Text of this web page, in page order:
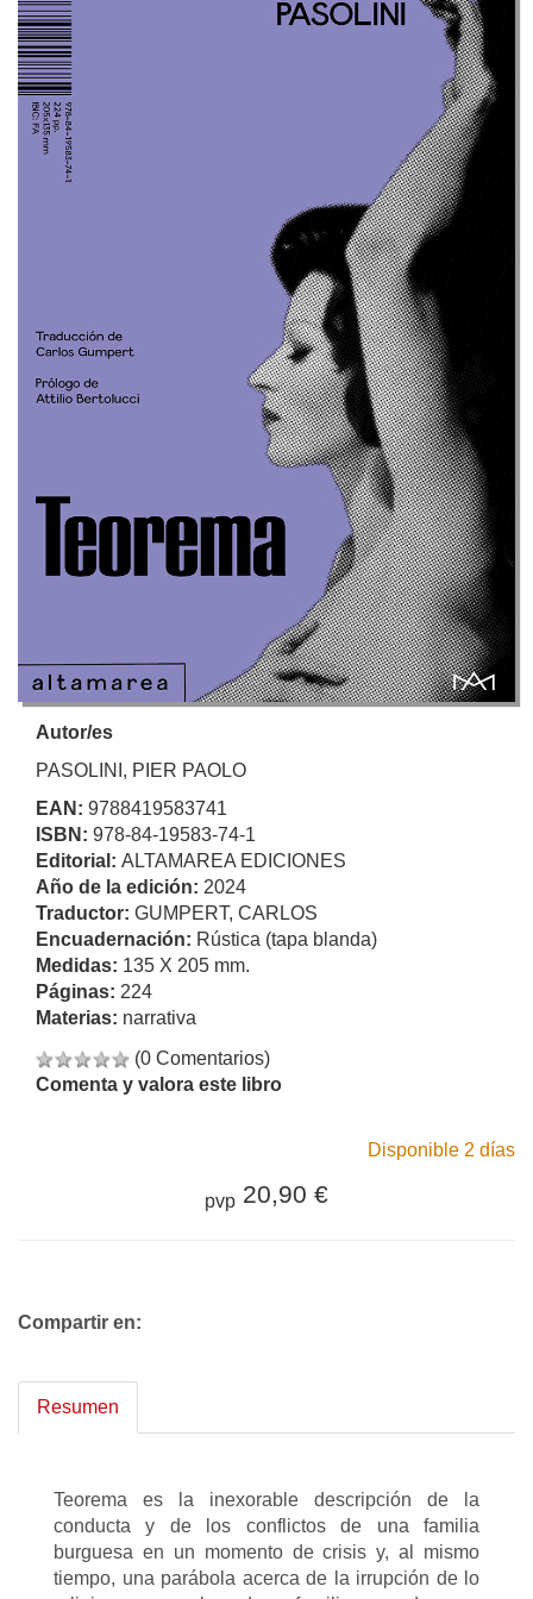
Autor/es
PASOLINI, PIER PAOLO
EAN: 9788419583741
ISBN: 978-84-19583-74-1
Editorial: ALTAMAREA EDICIONES
Año de la edición: 2024
Traductor: GUMPERT, CARLOS
Encuadernación: Rústica (tapa blanda)
Medidas: 135 X 205 mm.
Páginas: 224
Materias: narrativa
(0 Comentarios)
Comenta y valora este libro
Disponible 2 días
pvp 20,90 €
Compartir en:
Resumen
Teorema es la inexorable descripción de la
conducta y de los conflictos de una familia
burguesa en un momento de crisis y, al mismo
tiempo, una parábola acerca de la irrupción de lo